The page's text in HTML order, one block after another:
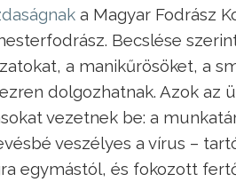
a Magyar Fodrász
Becslése
a manikűrösöket, a
dolgozhatnak. Azok az
vezetnek be: a
veszélyes a vírus –
egymástól, és fokozott